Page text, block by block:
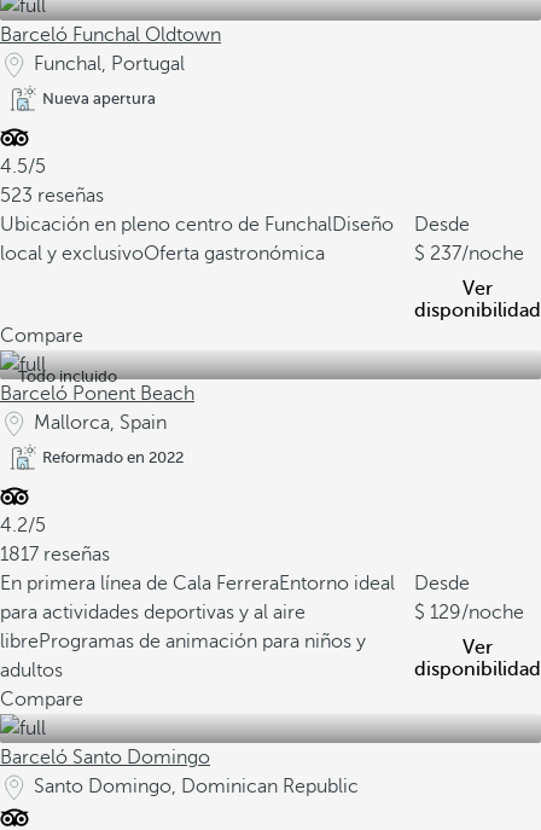
Barceló Funchal Oldtown
Funchal, Portugal
Nueva apertura
4.5/5
523 reseñas
Ubicación en pleno centro de FunchalDiseño
local y exclusivoOferta gastronómica
Desde
237/noche
Ver
disponibilidad
Compare
Todo incluido
Barceló Ponent Beach
Mallorca, Spain
Reformado en 2022
4.2/5
1817 reseñas
En primera línea de Cala FerreraEntorno ideal
para actividades deportivas y al aire
libreProgramas de animación para niños y
adultos
Desde
129/noche
Ver
disponibilidad
Compare
Barceló Santo Domingo
Santo Domingo, Dominican Republic